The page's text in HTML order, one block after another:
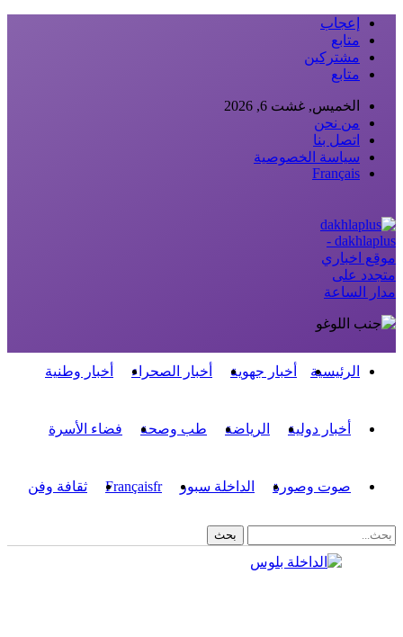
إعجاب
متابع
مشتركين
متابع
الخميس, غشت 6, 2026
من نحن
اتصل بنا
سياسة الخصوصية
Français
dakhlaplus -
موقع اخباري
متجدد على
مدار الساعة
الرئيسية أخبار جهوية أخبار الصحراء أخبار وطنية
أخبار دولية الرياضة طب وصحة فضاء الأسرة
صوت وصورة الداخلة سبور Françaisfr ثقافة وفن